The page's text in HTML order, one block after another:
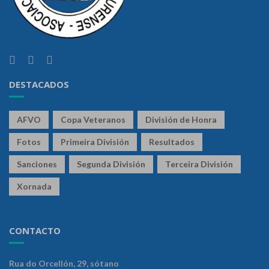
DESTACADOS
AFVO Copa Veteranos División de Honra
Fotos Primeira División Resultados
Sanciones Segunda División Terceira División
Xornada
CONTACTO
Rua do Orcellón, 29, sótano